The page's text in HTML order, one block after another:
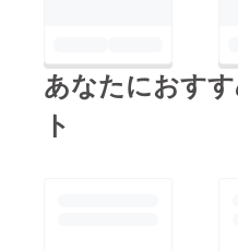
あなたにおす
ト